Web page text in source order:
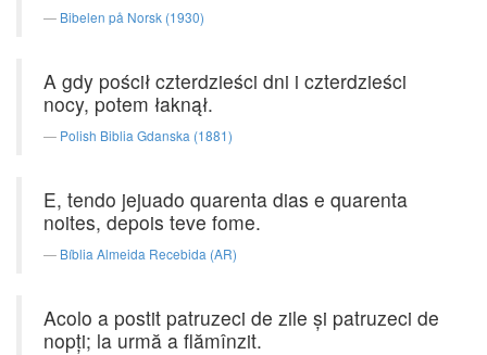
Bibelen på Norsk (1930)
A gdy pościł czterdzieści dni i czterdzieści
nocy, potem łaknął.
Polish Biblia Gdanska (1881)
E, tendo jejuado quarenta dias e quarenta
noites, depois teve fome.
Bíblia Almeida Recebida (AR)
Acolo a postit patruzeci de zile şi patruzeci de
nopţi; la urmă a flămînzit.